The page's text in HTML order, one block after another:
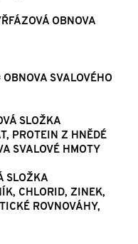
OBNOVA
SVALOVÉHO
SLOŽKA
PROTEIN Z HNĚDÉ
SVALOVÉ HMOTY
SLOŽKA
CHLORID, ZINEK,
ROVNOVÁHY,